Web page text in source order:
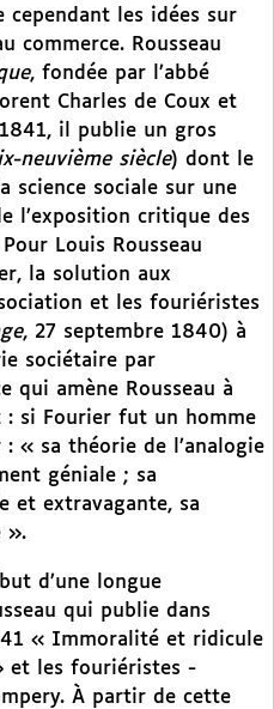
les idées sur
commerce. Rousseau
, fondée par l’abbé
Charles de Coux et
il publie un gros
neuvième siècle) dont le
science sociale sur une
l’exposition critique des
Louis Rousseau
la solution aux
et les fouriéristes
, 27 septembre 1840) à
sociétaire par
qui amène Rousseau à
: si Fourier fut un homme
« sa théorie de l’analogie
géniale ; sa
et extravagante, sa
».
d’une longue
qui publie dans
« Immoralité et ridicule
et les fouriéristes -
À partir de cette